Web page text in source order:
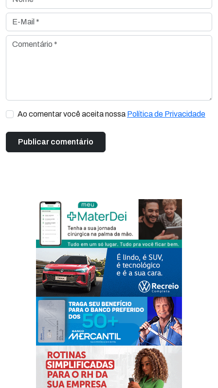
E-Mail *
Comentário *
Ao comentar você aceita nossa Política de Privacidade